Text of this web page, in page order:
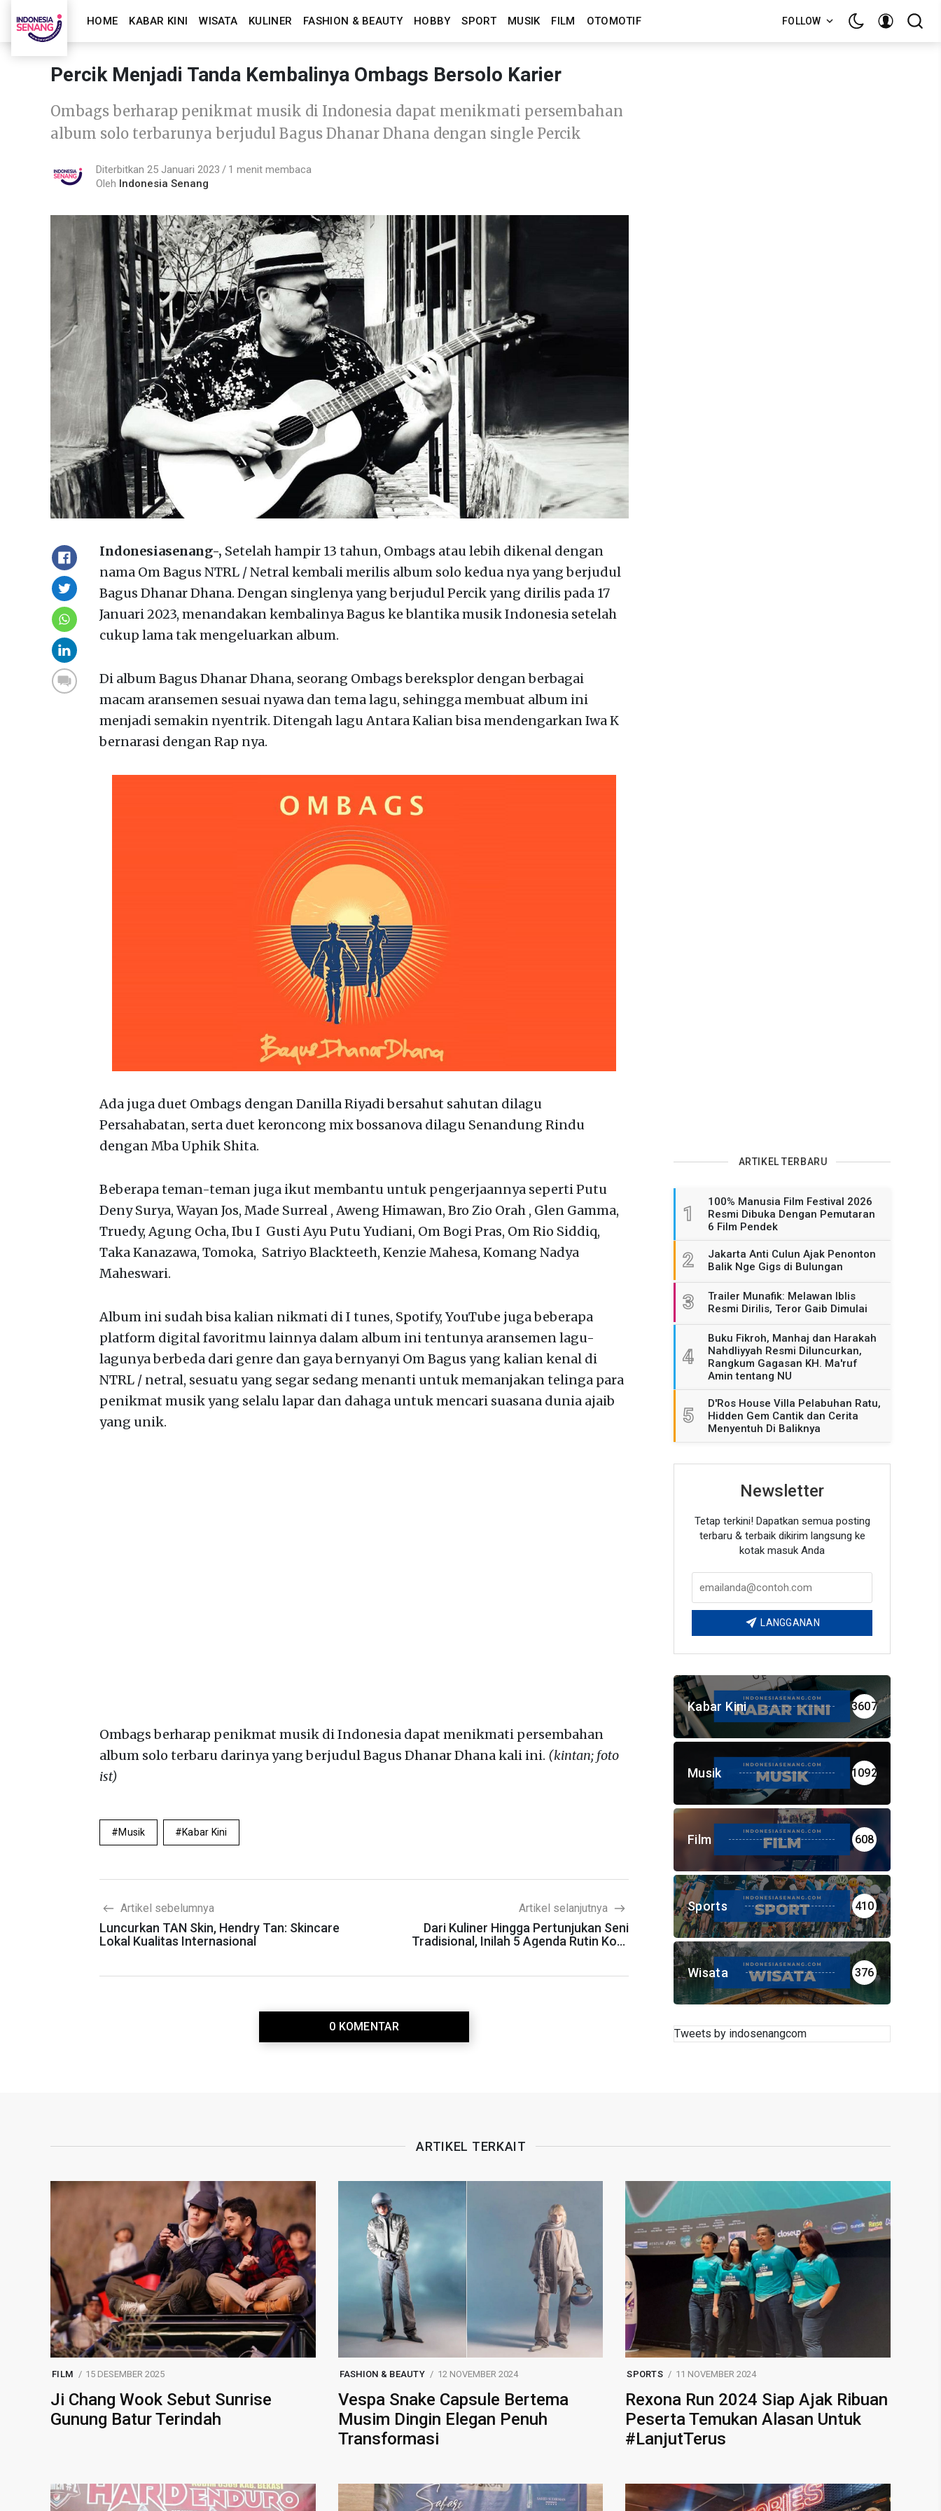
HOME KABAR KINI WISATA KULINER FASHION & BEAUTY HOBBY SPORT MUSIK FILM OTOMOTIF FOLLOW
Percik Menjadi Tanda Kembalinya Ombags Bersolo Karier
Ombags berharap penikmat musik di Indonesia dapat menikmati persembahan
album solo terbarunya berjudul Bagus Dhanar Dhana dengan single Percik
Diterbitkan 25 Januari 2023
1 menit membaca
Oleh Indonesia Senang
Indonesiasenang-, Setelah hampir 13 tahun, Ombags atau lebih dikenal dengan
nama Om Bagus NTRL / Netral kembali merilis album solo kedua nya yang berjudul
Bagus Dhanar Dhana. Dengan singlenya yang berjudul Percik yang dirilis pada 17
Januari 2023, menandakan kembalinya Bagus ke blantika musik Indonesia setelah
cukup lama tak mengeluarkan album.
Di album Bagus Dhanar Dhana, seorang Ombags bereksplor dengan berbagai
macam aransemen sesuai nyawa dan tema lagu, sehingga membuat album ini
menjadi semakin nyentrik. Ditengah lagu Antara Kalian bisa mendengarkan Iwa K
bernarasi dengan Rap nya.
Ada juga duet Ombags dengan Danilla Riyadi bersahut sahutan dilagu
Persahabatan, serta duet keroncong mix bossanova dilagu Senandung Rindu
dengan Mba Uphik Shita.
Beberapa teman-teman juga ikut membantu untuk pengerjaannya seperti Putu
Deny Surya, Wayan Jos, Made Surreal , Aweng Himawan, Bro Zio Orah , Glen Gamma,
Truedy, Agung Ocha, Ibu I Gusti Ayu Putu Yudiani, Om Bogi Pras, Om Rio Siddiq,
Taka Kanazawa, Tomoka, Satriyo Blackteeth, Kenzie Mahesa, Komang Nadya
Maheswari.
Album ini sudah bisa kalian nikmati di I tunes, Spotify, YouTube juga beberapa
platform digital favoritmu lainnya dalam album ini tentunya aransemen lagu-
lagunya berbeda dari genre dan gaya bernyanyi Om Bagus yang kalian kenal di
NTRL / netral, sesuatu yang segar sedang menanti untuk memanjakan telinga para
penikmat musik yang selalu lapar dan dahaga untuk mencari suasana dunia ajaib
yang unik.
Ombags berharap penikmat musik di Indonesia dapat menikmati persembahan
album solo terbaru darinya yang berjudul Bagus Dhanar Dhana kali ini. (kintan; foto
ist)
Musik Kabar Kini
Artikel sebelumnya
Luncurkan TAN Skin, Hendry Tan: Skincare
Lokal Kualitas Internasional
Artikel selanjutnya
Dari Kuliner Hingga Pertunjukan Seni
Tradisional, Inilah 5 Agenda Rutin Kota
0 KOMENTAR
ARTIKEL TERBARU
1
100% Manusia Film Festival 2026
Resmi Dibuka Dengan Pemutaran
6 Film Pendek
2
Jakarta Anti Culun Ajak Penonton
Balik Nge Gigs di Bulungan
3
Trailer Munafik: Melawan Iblis
Resmi Dirilis, Teror Gaib Dimulai
4
Buku Fikroh, Manhaj dan Harakah
Nahdliyyah Resmi Diluncurkan,
Rangkum Gagasan KH. Ma'ruf
Amin tentang NU
5
D'Ros House Villa Pelabuhan Ratu,
Hidden Gem Cantik dan Cerita
Menyentuh Di Baliknya
Newsletter
Tetap terkini! Dapatkan semua posting
terbaru & terbaik dikirim langsung ke
kotak masuk Anda
LANGGANAN
Kabar Kini 3607
Musik 1092
Film 608
Sports 410
Wisata 376
Tweets by indosenangcom
ARTIKEL TERKAIT
FILM 15 DESEMBER 2025
Ji Chang Wook Sebut Sunrise
Gunung Batur Terindah
FASHION & BEAUTY 12 NOVEMBER 2024
Vespa Snake Capsule Bertema
Musim Dingin Elegan Penuh
Transformasi
SPORTS 11 NOVEMBER 2024
Rexona Run 2024 Siap Ajak Ribuan
Peserta Temukan Alasan Untuk
#LanjutTerus